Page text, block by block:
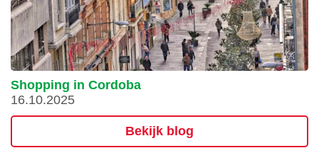
Shopping in Cordoba
16.10.2025
Bekijk blog